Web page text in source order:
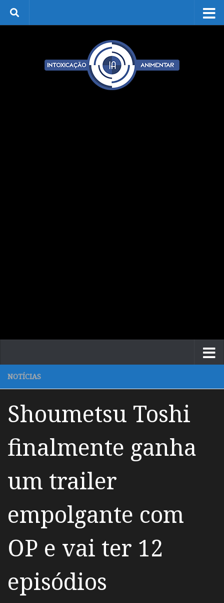
Skip to content
NOTÍCIAS
Shoumetsu Toshi
finalmente ganha
um trailer
empolgante com
OP e vai ter 12
episódios